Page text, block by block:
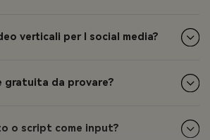
verticali per I social media?
gratuita da provare?
o script come input?